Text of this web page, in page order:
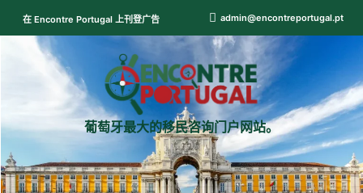
在 Encontre Portugal 上刊登广告 admin@encontreportugal.pt
葡萄牙最大的移民咨询门户网站。